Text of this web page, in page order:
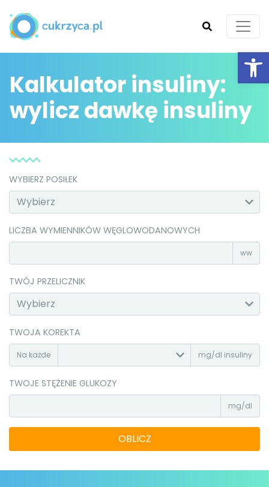
SZUKAJ
Kalkulator insuliny:
wylicz dawkę insuliny
WYBIERZ POSIŁEK
LICZBA WYMIENNIKÓW WĘGLOWODANOWYCH
ww
TWÓJ PRZELICZNIK
TWOJA KOREKTA
Na każde mg/dl insuliny
TWOJE STĘŻENIE GLUKOZY
mg/dl
OBLICZ